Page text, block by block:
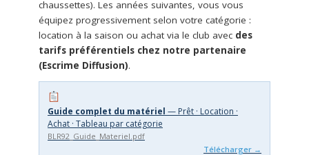
chaussettes). Les années suivantes, vous vous
équipez progressivement selon votre catégorie :
location à la saison ou achat via le club avec des
tarifs préférentiels chez notre partenaire
(Escrime Diffusion).
Guide complet du matériel — Prêt · Location ·
Achat · Tableau par catégorie
BLR92_Guide_Materiel.pdf
Télécharger →